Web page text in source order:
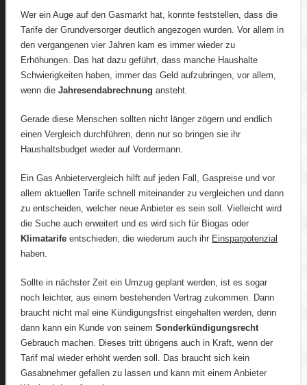
Wer ein Auge auf den Gasmarkt hat, konnte feststellen, dass die
Tarife der Grundversorger deutlich angezogen wurden. Vor allem in
den vergangenen vier Jahren kam es immer wieder zu
Erhöhungen. Das hat dazu geführt, dass manche Haushalte
Schwierigkeiten haben, immer das Geld aufzubringen, vor allem,
wenn dieJahresendabrechnung ansteht.
Gerade diese Menschen sollten nicht länger zögern und endlich
einen Vergleich durchführen, denn nur so bringen sie ihr
Haushaltsbudget wieder auf Vordermann.
Ein Gas Anbietervergleich hilft auf jeden Fall, Gaspreise und vor
allem aktuellen Tarife schnell miteinander zu vergleichen und dann
zu entscheiden, welcher neue Anbieter es sein soll. Vielleicht wird
die Suche auch erweitert und es wird sich für Biogas oder
Klimatarife entschieden, die wiederum auch ihr Einsparpotenzial
haben.
Sollte in nächster Zeit ein Umzug geplant werden, ist es sogar
noch leichter, aus einem bestehenden Vertrag zukommen. Dann
braucht nicht mal eine Kündigungsfrist eingehalten werden, denn
dann kann ein Kunde von seinemSonderkündigungsrecht
Gebrauch machen. Dieses tritt übrigens auch in Kraft, wenn der
Tarif mal wieder erhöht werden soll. Das braucht sich kein
Gasabnehmer gefallen zu lassen und kann mit einemAnbieter